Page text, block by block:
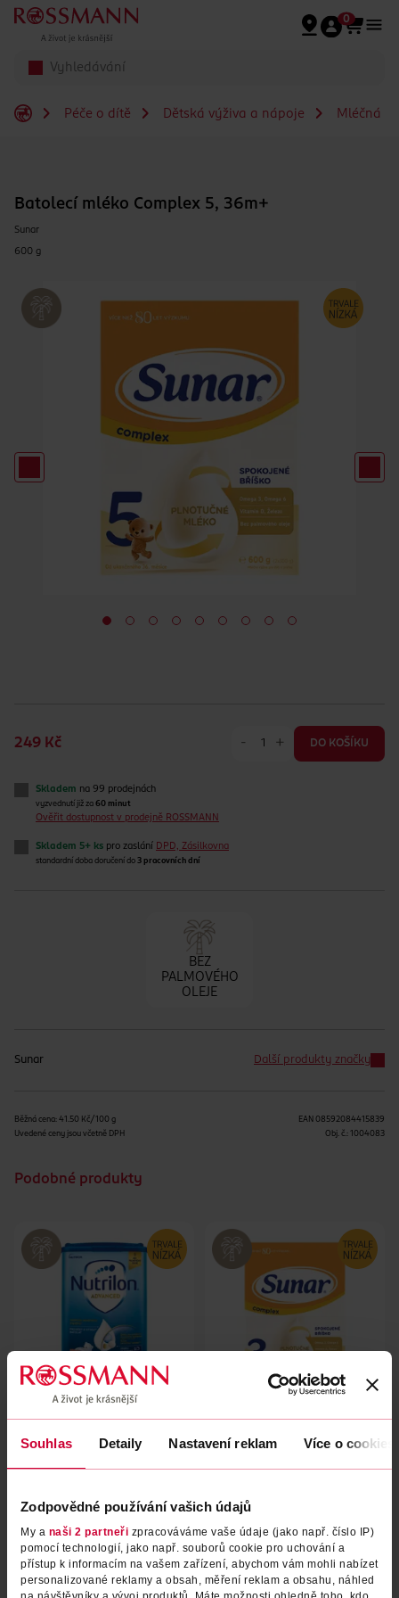
Souhlas Detaily Nastavení reklam Více o cookies
Zodpovědné používání vašich údajů
My a naši 2 partneři zpracováváme vaše údaje (jako např. číslo IP)
pomocí technologií, jako např. souborů cookie pro uchování a
přístup k informacím na vašem zařízení, abychom vám mohli nabízet
personalizované reklamy a obsah, měření reklam a obsahu, náhled
Přeskočit na hlavmní obsah
0
Péče o dítě Dětská výživa a nápoje Mléčná a
Batolecí mléko Complex 5, 36m+
Sunar
600 g
249 Kč - + DO KOŠÍKU
Skladem na 99 prodejnách
vyzvednutí již za 60 minut
Ověřit dostupnost v prodejně ROSSMANN
Skladem 5+ ks pro zaslání DPD, Zásilkovna
standardní doba doručení do 3 pracovních dní
BEZ
PALMOVÉHO
OLEJE
Sunar Další produkty značky
Běžná cena: 41.50 Kč/100 g
Uvedené ceny jsou včetně DPH
EAN 08592084415839
Obj. č.: 1004083
Podobné produkty
35m+
DO KOŠÍKU
Obj. č.: 1094930
12m+ 600 g
Obj. č.: 481816